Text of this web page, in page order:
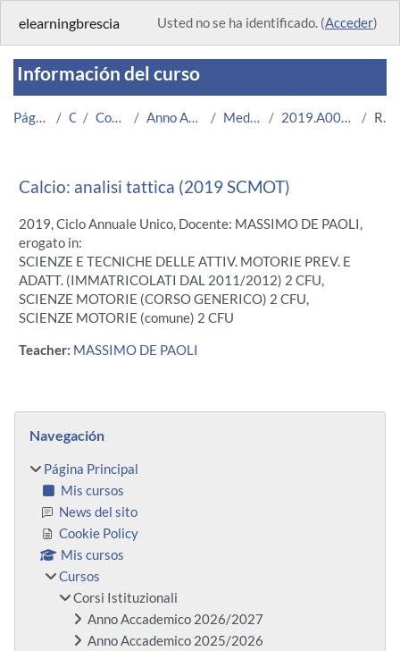
elearningbrescia Usted no se ha identificado. (Acceder)
Información del curso
Página Principal Cursos Corsi Istituzionali Anno Accademico 2019/2020 Medicina e Chirurgia 2019.A005008.08636-09.N0.18203 Resumen
Calcio: analisi tattica (2019 SCMOT)
2019, Ciclo Annuale Unico, Docente: MASSIMO DE PAOLI,
erogato in:
SCIENZE E TECNICHE DELLE ATTIV. MOTORIE PREV. E
ADATT. (IMMATRICOLATI DAL 2011/2012) 2 CFU,
SCIENZE MOTORIE (CORSO GENERICO) 2 CFU,
SCIENZE MOTORIE (comune) 2 CFU
Teacher: MASSIMO DE PAOLI
Bloques
Navegación
Página Principal
Mis cursos
News del sito
Cookie Policy
Mis cursos
Cursos
Corsi Istituzionali
Anno Accademico 2026/2027
Anno Accademico 2025/2026